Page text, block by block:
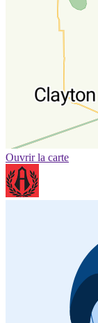
Ouvrir la carte